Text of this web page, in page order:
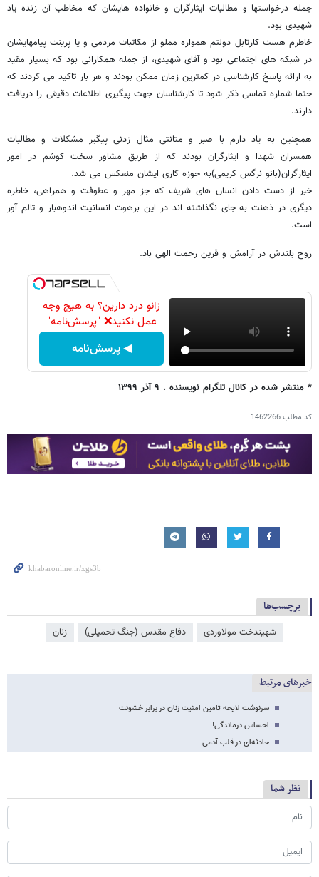
جمله درخواستها و مطالبات ایثارگران و خانواده هایشان که مخاطب آن زنده یاد
شهیدی بود.
خاطرم هست کارتابل دولتم همواره مملو از مکاتبات مردمی و یا پرینت پیامهایشان
در شبکه های اجتماعی بود و آقای شهیدی، از جمله همکارانی بود که بسیار مقید
به ارائه پاسخ‌ کارشناسی در کمترین زمان ممکن بودند و هر بار تاکید می کردند که
حتما شماره تماسی ذکر شود تا کارشناسان جهت پیگیری اطلاعات دقیقی را دریافت
دارند.
همچنین به یاد دارم با صبر و متانتی مثال زدنی پیگیر مشکلات و مطالبات
همسران شهدا و ایثارگران بودند که از طریق مشاور سخت کوشم در امور
ایثارگران(بانو نرگس کریمی)به حوزه کاری ایشان منعکس می شد.
خبر از دست دادن انسان های شریف که جز مهر و عطوفت و همراهی، خاطره
دیگری در ذهنت به جای نگذاشته اند در این برهوت انسانیت اندوهبار و تالم آور
است.
روح‌ بلندش در آرامش و قرین رحمت الهی باد.
زانو درد دارین؟ به هیچ وجه
عمل نکنید❌ "پرسش‌نامه"
◀ پرسش‌نامه
* منتشر شده در کانال تلگرام نویسنده . ۹ آذر ۱۳۹۹
کد مطلب1462266
برچسب‌ها
شهیندخت مولاوردی دفاع مقدس (جنگ تحمیلی) زنان
خبرهای مرتبط
سرنوشت لایحه تامین امنیت زنان در برابر خشونت
احساس درماندگی!
حادثه‌ای‌ در قلب آدمی
نظر شما